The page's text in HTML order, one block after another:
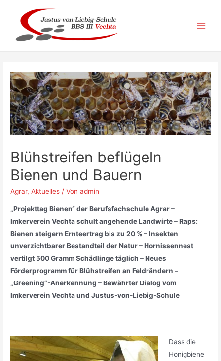
springen
Blühstreifen beflügeln
Bienen und Bauern
Agrar,Aktuelles / Vonadmin
„Projekttag Bienen“ der Berufsfachschule Agrar –
Imkerverein Vechta schult angehende Landwirte – Raps:
Bienen steigern Ernteertrag bis zu 20 % – Insekten
unverzichtbarer Bestandteil der Natur – Hornissennest
vertilgt 500 Gramm Schädlinge täglich – Neues
Förderprogramm für Blühstreifen an Feldrändern –
„Greening“-Anerkennung – Bewährter Dialog vom
Imkerverein Vechta und Justus-von-Liebig-Schule
Dass die
Honigbiene